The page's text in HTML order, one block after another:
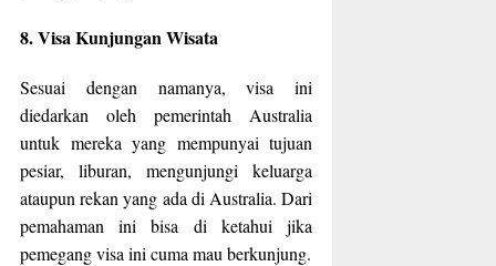
8. Visa Kunjungan Wisata
Sesuai dengan namanya, visa ini
diedarkan oleh pemerintah Australia
untuk mereka yang mempunyai tujuan
pesiar, liburan, mengunjungi keluarga
ataupun rekan yang ada di Australia. Dari
pemahaman ini bisa di ketahui jika
pemegang visa ini cuma mau berkunjung.